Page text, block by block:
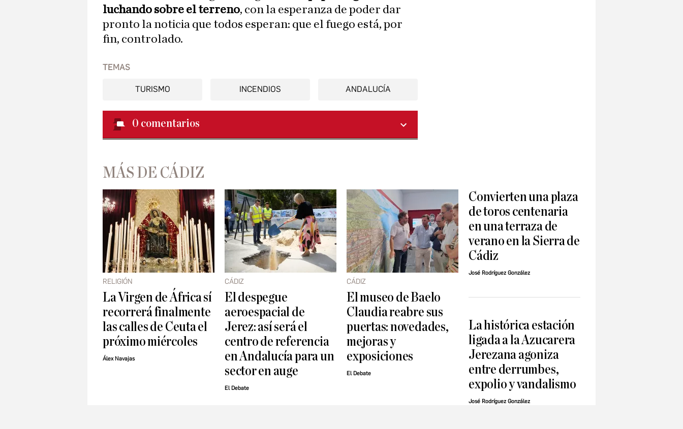
luchando sobre el terreno, con la esperanza de poder dar
pronto la noticia que todos esperan: que el fuego está, por
fin, controlado.
TEMAS
TURISMO INCENDIOS ANDALUCÍA
0 comentarios
MÁS DE CÁDIZ
RELIGIÓN
La Virgen de África sí
recorrerá finalmente
las calles de Ceuta el
próximo miércoles
Álex Navajas
CÁDIZ
El despegue
aeroespacial de
Jerez: así será el
centro de referencia
en Andalucía para un
sector en auge
El Debate
CÁDIZ
El museo de Baelo
Claudia reabre sus
puertas: novedades,
mejoras y
exposiciones
El Debate
Convierten una plaza
de toros centenaria
en una terraza de
verano en la Sierra de
Cádiz
José Rodríguez González
La histórica estación
ligada a la Azucarera
Jerezana agoniza
entre derrumbes,
expolio y vandalismo
José Rodríguez González